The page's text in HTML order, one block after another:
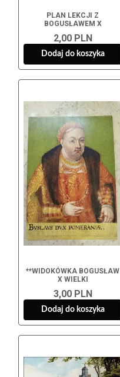
PLAN LEKCJI Z
BOGUSŁAWEM X
2,00 PLN
Dodaj do koszyka
**WIDOKÓWKA BOGUSŁAW
X WIELKI
3,00 PLN
Dodaj do koszyka